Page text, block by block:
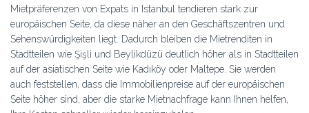
Mietpräferenzen von Expats in Istanbul tendieren stark zur
europäischen Seite, da diese näher an den Geschäftszentren und
Sehenswürdigkeiten liegt. Dadurch bleiben die Mietrenditen in
Stadtteilen wie Şişli und Beylikdüzü deutlich höher als in Stadtteilen
auf der asiatischen Seite wie Kadıköy oder Maltepe. Sie werden
auch feststellen, dass die Immobilienpreise auf der europäischen
Seite höher sind, aber die starke Mietnachfrage kann Ihnen helfen,